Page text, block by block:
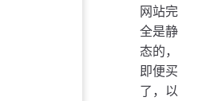
网站完
全是静
态的，
即便买
了，以